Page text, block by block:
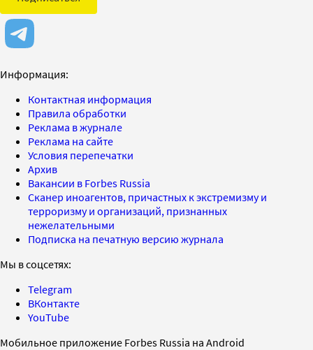
Информация:
Контактная информация
Правила обработки
Реклама в журнале
Реклама на сайте
Условия перепечатки
Архив
Вакансии в Forbes Russia
Сканер иноагентов, причастных к экстремизму и
терроризму и организаций, признанных
нежелательными
Подписка на печатную версию журнала
Мы в соцсетях:
Telegram
ВКонтакте
YouTube
Мобильное приложение Forbes Russia на Android